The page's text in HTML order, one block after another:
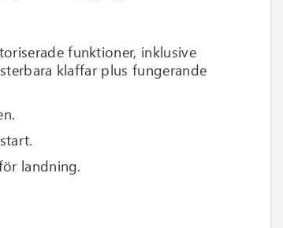
funktioner, inklusive
klaffar plus fungerande
landning.